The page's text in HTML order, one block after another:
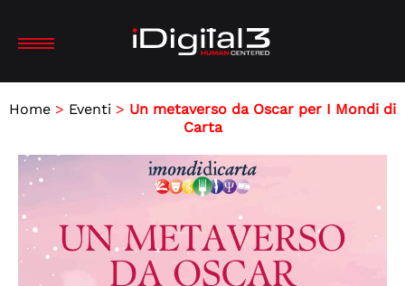
Home > Eventi > Un metaverso da Oscar per I Mondi di
Carta